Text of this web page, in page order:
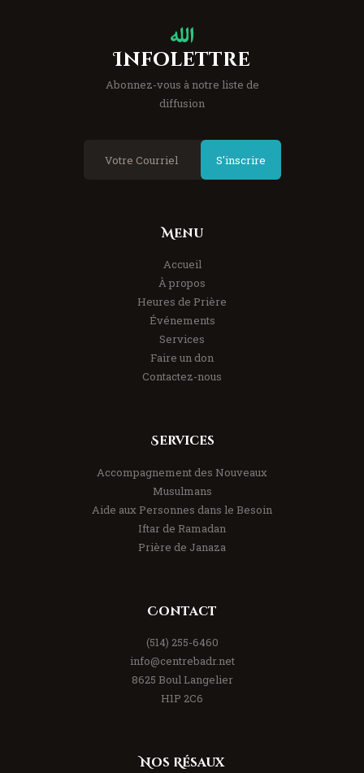
Infolettre
Abonnez-vous à notre liste de
diffusion
S'inscrire
Menu
Accueil
À propos
Heures de Prière
Événements
Services
Faire un don
Contactez-nous
Services
Accompagnement des Nouveaux
Musulmans
Aide aux Personnes dans le Besoin
Iftar de Ramadan
Prière de Janaza
Contact
(514) 255-6460
info@centrebadr.net
8625 Boul Langelier
H1P 2C6
Nos Résaux